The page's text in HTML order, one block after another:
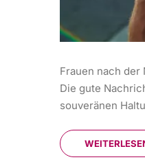
Frauen nach
Die gute
souveränen